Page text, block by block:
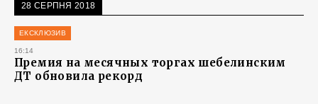
28 СЕРПНЯ 2018
ЕКСКЛЮЗИВ
16:14
Премия на месячных торгах шебелинским
ДТ обновила рекорд